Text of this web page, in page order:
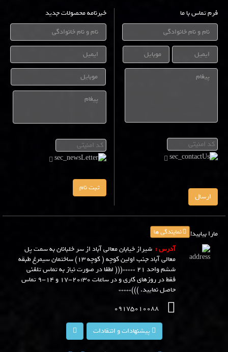
فرم تماس با ما
ارسال
خبرنامه محصولات جدید
ثبت نام
مارا بیابید! نمایندگی ها
آدرس : شیراز خیابان معالی آباد از سر خلبانان به سمت پل
معالی آباد جنب اولین کوچه ( کوچه 13) ساختمان سیمرغ طبقه
ششم واحد 21 *****((( لطفا در صورت نیاز به تماس تلفنی
فقط در روزهای کاری و در ساعات ۲۰:۳۰-۱۷ و ۱۴-۹ تماس
حاصل نمایید. )))*****
09175010088
پیشنهادات و انتقادات